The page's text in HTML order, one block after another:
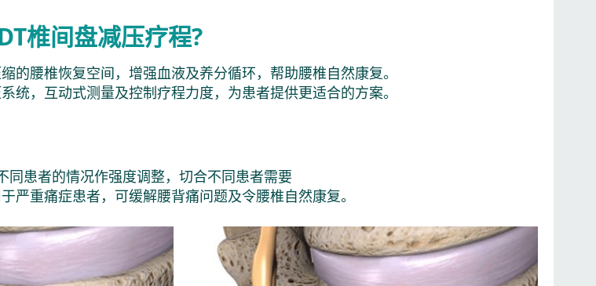
椎间盘减压疗程?
的腰椎恢复空间，增强血液及养分循环，帮助腰椎自然康复。
统，互动式测量及控制疗程力度，为患者提供更适合的方案。
同患者的情况作强度调整，切合不同患者需要
严重痛症患者，可缓解腰背痛问题及令腰椎自然康复。